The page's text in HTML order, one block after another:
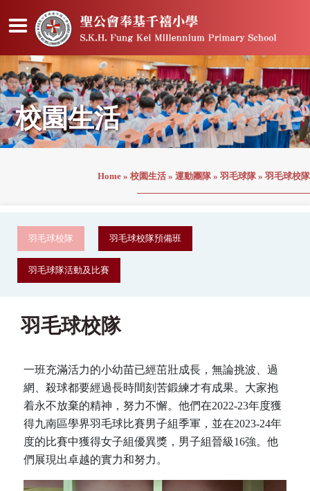
校園生活
Home » 校園生活 » 運動團隊 » 羽毛球隊 » 羽毛球校隊
羽毛球校隊 羽毛球校隊預備班
羽毛球隊活動及比賽
羽毛球校隊
一班充滿活力的小幼苗已經茁壯成長，無論挑波、過
網、殺球都要經過長時間刻苦鍛練才有成果。大家抱
着永不放棄的精神，努力不懈。他們在2022-23年度獲
得九南區學界羽毛球比賽男子組季軍，並在2023-24年
度的比賽中獲得女子組優異獎，男子組晉級16強。他
們展現出卓越的實力和努力。